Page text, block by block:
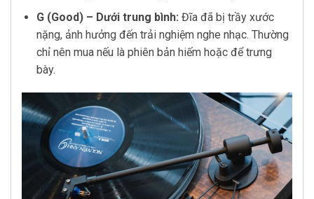
G (Good) – Dưới trung bình: Đĩa đã bị trầy xước
nặng, ảnh hưởng đến trải nghiệm nghe nhạc. Thường
chỉ nên mua nếu là phiên bản hiếm hoặc để trưng
bày.